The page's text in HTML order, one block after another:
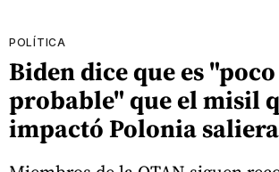
POLÍTICA
Biden dice que es "poco
probable" que el misil
impactó Polonia